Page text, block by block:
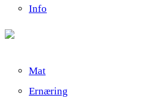
Info
Mat
Ernæring